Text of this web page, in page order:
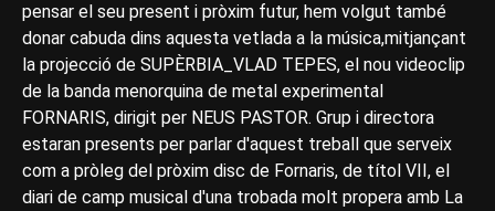
pensar el seu present i pròxim futur, hem volgut també
donar cabuda dins aquesta vetlada a la música,mitjançant
la projecció de SUPÈRBIA_VLAD TEPES, el nou videoclip
de la banda menorquina de metal experimental
FORNARIS, dirigit per NEUS PASTOR. Grup i directora
estaran presents per parlar d'aquest treball que serveix
com a pròleg del pròxim disc de Fornaris, de títol VII, el
diari de camp musical d'una trobada molt propera amb La